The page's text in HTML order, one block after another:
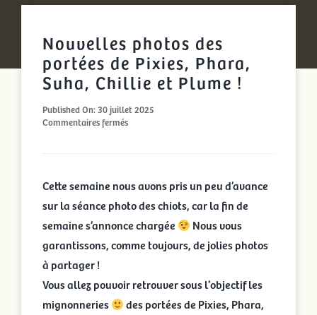
Nouvelles photos des
portées de Pixies, Phara,
Suha, Chillie et Plume !
Published On: 30 juillet 2025
Commentaires ferméssur
de
Phara,
Suha,
et
Cette semaine nous avons pris un peu d’avance
sur la séance photo des chiots, car la fin de
semaine s’annonce chargée
Nous vous
garantissons, comme toujours, de jolies photos
à partager !
Vous allez pouvoir retrouver sous l’objectif les
mignonneries
des portées de Pixies, Phara,